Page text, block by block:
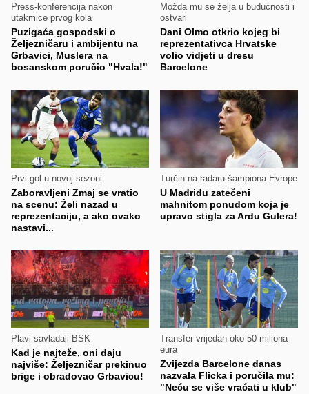
Press-konferencija nakon
utakmice prvog kola
Puzigaća gospodski o
Željezničaru i ambijentu na
Grbavici, Muslera na
bosanskom poručio "Hvala!"
Možda mu se želja u budućnosti i
ostvari
Dani Olmo otkrio kojeg bi
reprezentativca Hrvatske
volio vidjeti u dresu
Barcelone
Prvi gol u novoj sezoni
Zaboravljeni Zmaj se vratio
na scenu: Želi nazad u
reprezentaciju, a ako ovako
nastavi...
Turčin na radaru šampiona Evrope
U Madridu zatečeni
mahnitom ponudom koja je
upravo stigla za Ardu Gulera!
Plavi savladali BSK
Kad je najteže, oni daju
najviše: Željezničar prekinuo
brige i obradovao Grbavicu!
Transfer vrijedan oko 50 miliona
eura
Zvijezda Barcelone danas
nazvala Flicka i poručila mu:
"Neću se više vraćati u klub"